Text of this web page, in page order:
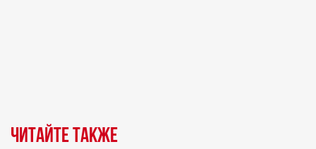
Читайте также